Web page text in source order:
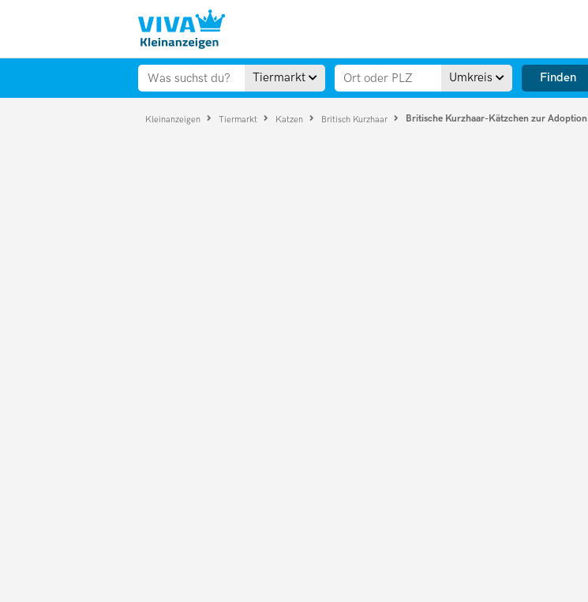
Tiermarkt Umkreis Finden
Kleinanzeigen Tiermarkt Katzen Britisch Kurzhaar Britische Kurzhaar-Kätzchen zur Adoption